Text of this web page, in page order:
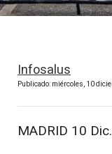
Infosalus
Publicado: miércoles, 10
MADRID 10